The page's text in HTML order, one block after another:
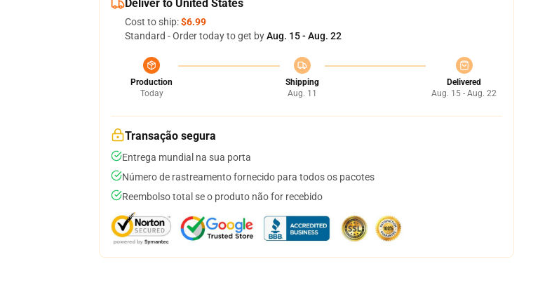
Deliver to United States
Cost to ship:$6.99
Standard - Order today to get byAug. 15 - Aug. 22
Production
Today
Shipping
Aug. 11
Delivered
Aug. 15 - Aug. 22
Transação segura
Entrega mundial na sua porta
Número de rastreamento fornecido para todos os pacotes
Reembolso total se o produto não for recebido